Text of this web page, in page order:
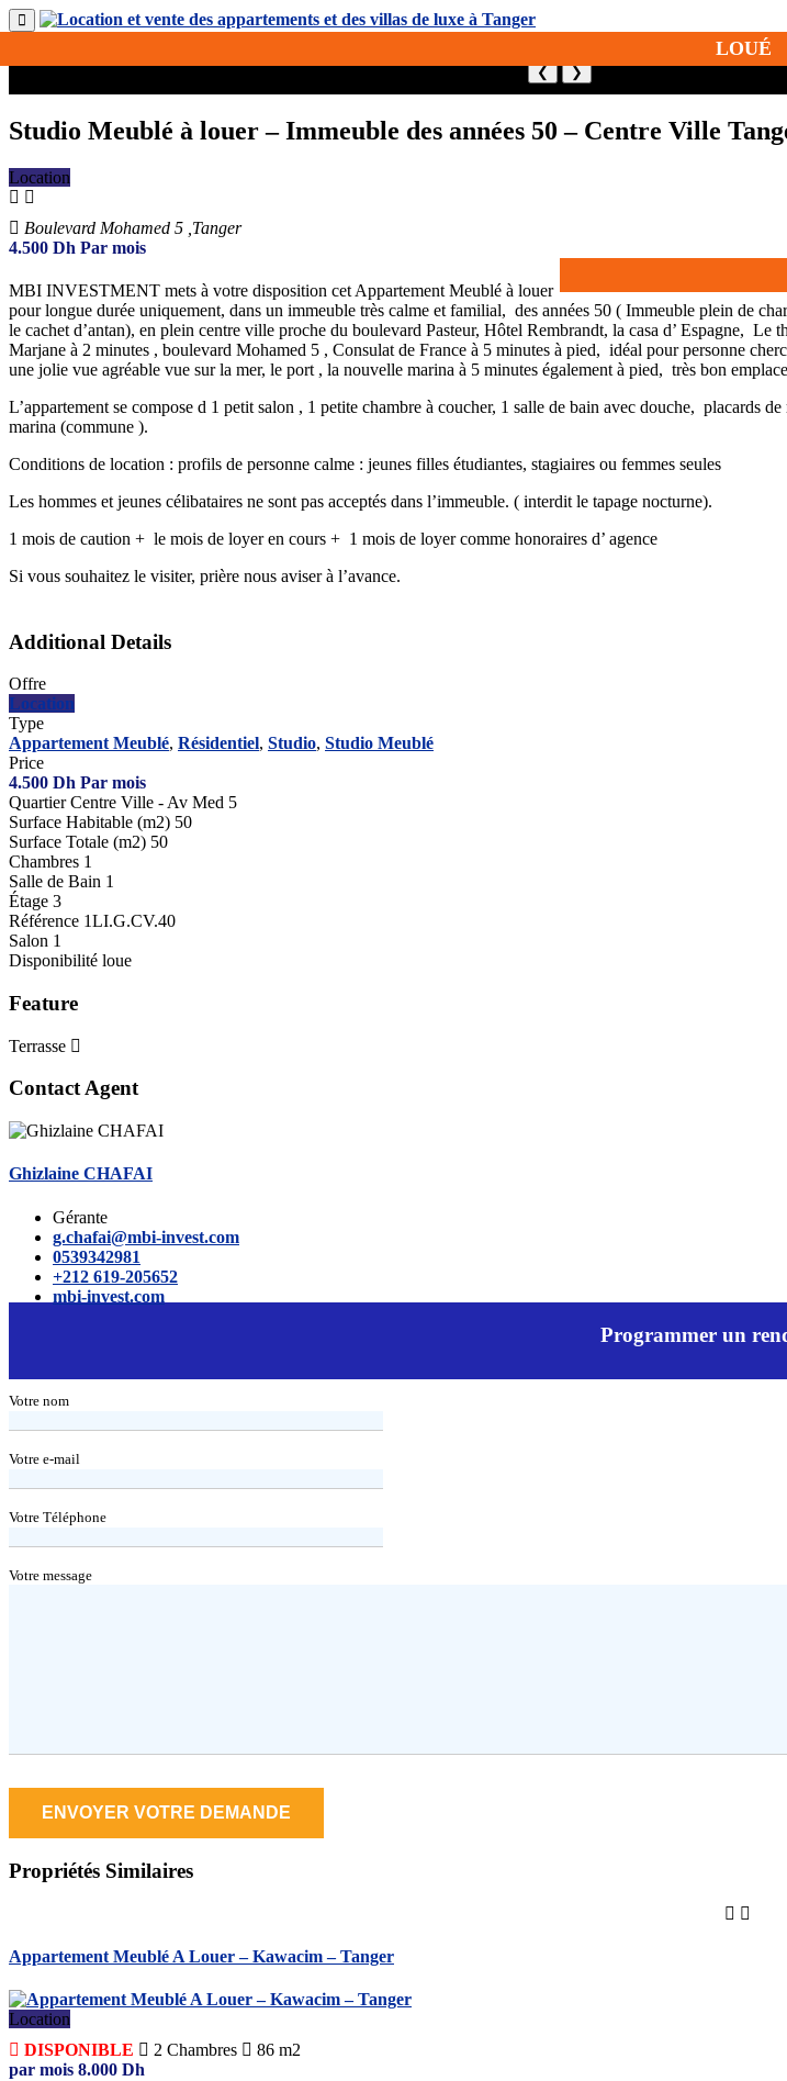
LOUÉ
❮ ❯
Studio Meublé à louer – Immeuble des années 50 – Centre Ville
Location
Boulevard Mohamed 5 ,Tanger
4.500 Dh Par mois
MBI INVESTMENT mets à votre disposition cet Appartement Meublé à louer
pour longue durée uniquement, dans un immeuble très calme et familial, des années 50 ( Immeuble plein de
le cachet d’antan), en plein centre ville proche du boulevard Pasteur, Hôtel Rembrandt, la casa d’ Espagne,
Marjane à 2 minutes , boulevard Mohamed 5 , Consulat de France à 5 minutes à pied, idéal pour personne
une jolie vue agréable vue sur la mer, le port , la nouvelle marina à 5 minutes également à pied, très bon
L’appartement se compose d 1 petit salon , 1 petite chambre à coucher, 1 salle de bain avec douche, placards
marina (commune ).
Conditions de location : profils de personne calme : jeunes filles étudiantes, stagiaires ou femmes seules
Les hommes et jeunes célibataires ne sont pas acceptés dans l’immeuble. ( interdit le tapage nocturne).
1 mois de caution + le mois de loyer en cours + 1 mois de loyer comme honoraires d’ agence
Si vous souhaitez le visiter, prière nous aviser à l’avance.
Additional Details
Offre
Location
Type
Appartement Meublé, Résidentiel, Studio, Studio Meublé
Price
4.500 Dh Par mois
Quartier Centre Ville - Av Med 5
Surface Habitable (m2) 50
Surface Totale (m2) 50
Chambres 1
Salle de Bain 1
Étage 3
Référence 1LI.G.CV.40
Salon 1
Disponibilité loue
Feature
Terrasse
Contact Agent
Ghizlaine CHAFAI
Gérante
g.chafai@mbi-invest.com
0539342981
+212 619-205652
mbi-invest.com
Programmer un
Votre nom
Votre e-mail
Votre Téléphone
Votre message
Propriétés Similaires
Appartement Meublé A Louer – Kawacim – Tanger
Location
DISPONIBLE
2 Chambres
86 m2
par mois 8.000 Dh